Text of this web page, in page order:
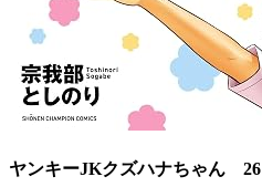
ヤンキーJKクズハナちゃん 26